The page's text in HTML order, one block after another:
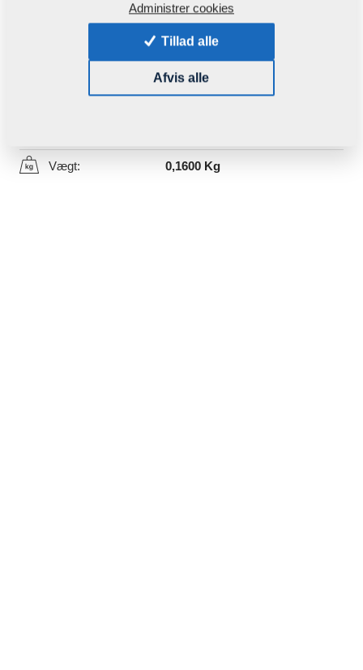
Produktkode: m81230104-235
Denne del kan bruges også for følgende maskiner:
Vægt: 0,1600 Kg
Administrer cookies
Tillad alle
Afvis alle